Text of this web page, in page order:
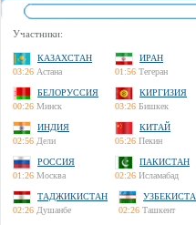
Участники:
КАЗАХСТАН
03:26 Астана
ИРАН
01:56 Тегеран
БЕЛОРУССИЯ
00:26 Минск
КИРГИЗИЯ
03:26 Бишкек
ИНДИЯ
02:56 Дели
КИТАЙ
05:26 Пекин
РОССИЯ
01:26 Москва
ПАКИСТАН
02:26 Исламабад
ТАДЖИКИСТАН
02:26 Душанбе
02:26 Ташкент